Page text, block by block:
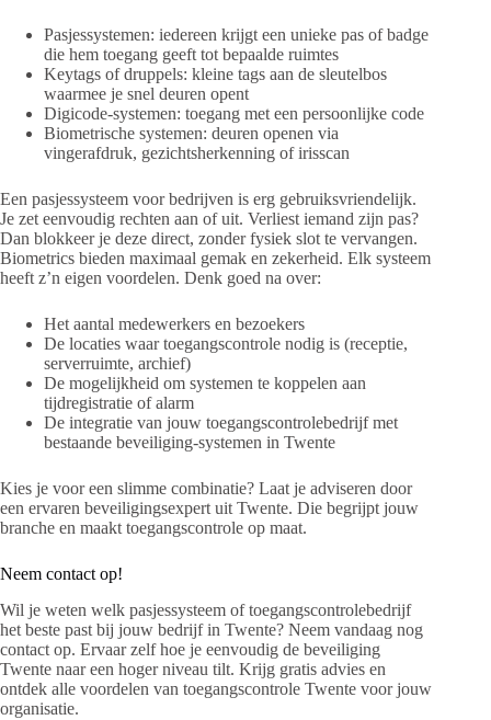
Pasjessystemen: iedereen krijgt een unieke pas of badge
die hem toegang geeft tot bepaalde ruimtes
Keytags of druppels: kleine tags aan de sleutelbos
waarmee je snel deuren opent
Digicode-systemen: toegang met een persoonlijke code
Biometrische systemen: deuren openen via
vingerafdruk, gezichtsherkenning of irisscan
Een pasjessysteem voor bedrijven is erg gebruiksvriendelijk.
Je zet eenvoudig rechten aan of uit. Verliest iemand zijn pas?
Dan blokkeer je deze direct, zonder fysiek slot te vervangen.
Biometrics bieden maximaal gemak en zekerheid. Elk systeem
heeft z’n eigen voordelen. Denk goed na over:
Het aantal medewerkers en bezoekers
De locaties waar toegangscontrole nodig is (receptie,
serverruimte, archief)
De mogelijkheid om systemen te koppelen aan
tijdregistratie of alarm
De integratie van jouw toegangscontrolebedrijf met
bestaande beveiliging-systemen in Twente
Kies je voor een slimme combinatie? Laat je adviseren door
een ervaren beveiligingsexpert uit Twente. Die begrijpt jouw
branche en maakt toegangscontrole op maat.
Neem contact op!
Wil je weten welk pasjessysteem of toegangscontrolebedrijf
het beste past bij jouw bedrijf in Twente? Neem vandaag nog
contact op. Ervaar zelf hoe je eenvoudig de beveiliging
Twente naar een hoger niveau tilt. Krijg gratis advies en
ontdek alle voordelen van toegangscontrole Twente voor jouw
organisatie.